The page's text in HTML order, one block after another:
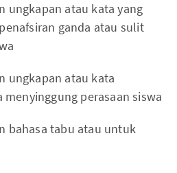
ungkapan atau kata yang
ganda atau sulit
ungkapan atau kata
menyinggung perasaan siswa
bahasa tabu atau untuk